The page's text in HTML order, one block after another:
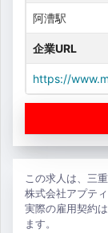
阿漕駅
企業URL
https://
この求人は、三
株式会社アプテ
実際の雇用契約
ます。